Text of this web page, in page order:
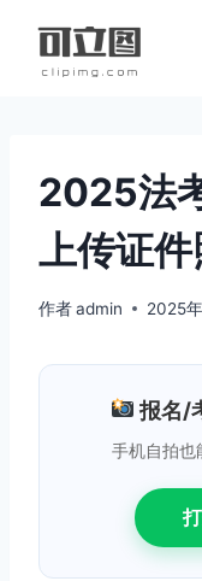
2025法
上传证
作者admin 2025
报名/
手机自拍也